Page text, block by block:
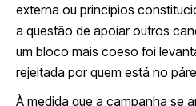
externa ou princípios
a questão de apoiar outros
um bloco mais coeso foi
rejeitada por quem está no
À medida que a campanha se